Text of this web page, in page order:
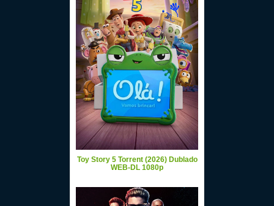
Toy Story 5 Torrent (2026) Dublado
WEB-DL 1080p